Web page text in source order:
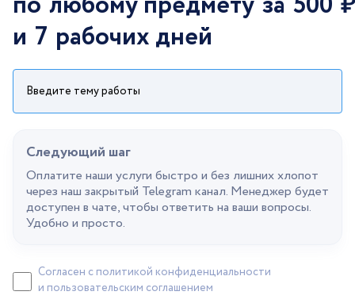
и 7 рабочих дней
Cледующий шаг
Оплатите наши услуги быстро и без лишних хлопот
через наш закрытый Telegram канал. Менеджер будет
доступен в чате, чтобы ответить на ваши вопросы.
Удобно и просто.
Согласен с политикой конфиденциальности
и пользовательским соглашением